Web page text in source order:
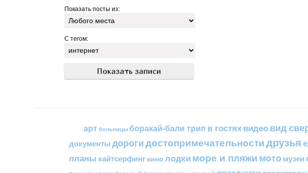
Показать посты из:
С тегом:
арт больницы боракай-бали трип в гостяхвидеовид
документыдорогидостопримечательностидрузья
планы кайтсерфинг кино лодкиморе и пляжимото музеи